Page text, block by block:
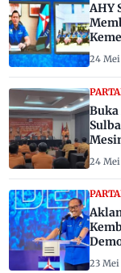
AHY
24
24
23